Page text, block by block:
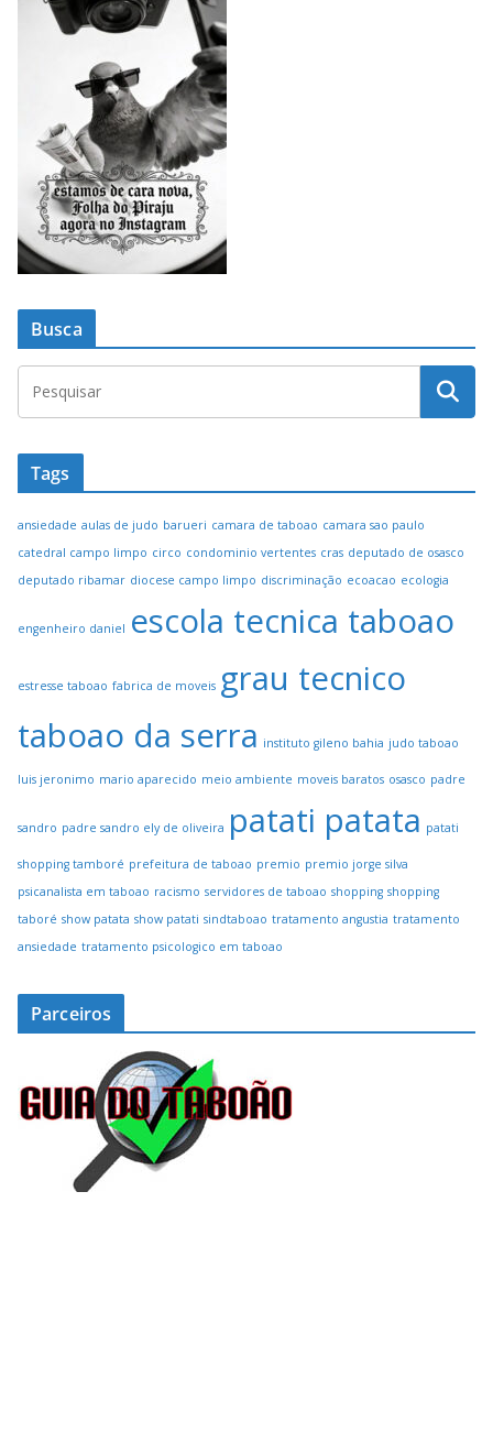
Busca
Tags
ansiedade aulas de judo barueri camara de taboao camara sao paulo
catedral campo limpo circo condominio vertentes cras deputado de osasco
deputado ribamar diocese campo limpo discriminação ecoacao ecologia
engenheiro daniel escola tecnica taboao
estresse taboao fabrica de moveis grau tecnico
taboao da serra instituto gileno bahia judo taboao
luis jeronimo mario aparecido meio ambiente moveis baratos osasco padre
sandro padre sandro ely de oliveira patati patata patati
shopping tamboré prefeitura de taboao premio premio jorge silva
psicanalista em taboao racismo servidores de taboao shopping shopping
taboré show patata show patati sindtaboao tratamento angustia tratamento
ansiedade tratamento psicologico em taboao
Parceiros